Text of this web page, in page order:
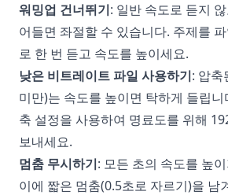
워밍업 건너뛰기: 일반 속도로 듣지
어들면 좌절할 수 있습니다. 주제를
로 한 번 듣고 속도를 높이세요.
낮은 비트레이트 파일 사용하기: 압
미만)는 속도를 높이면 탁하게 들립
축 설정을 사용하여 명료도를 위해
보내세요.
멈춤 무시하기: 모든 초의 속도를 높
이에 짧은 멈춤(0.5초로 자르기)을 남